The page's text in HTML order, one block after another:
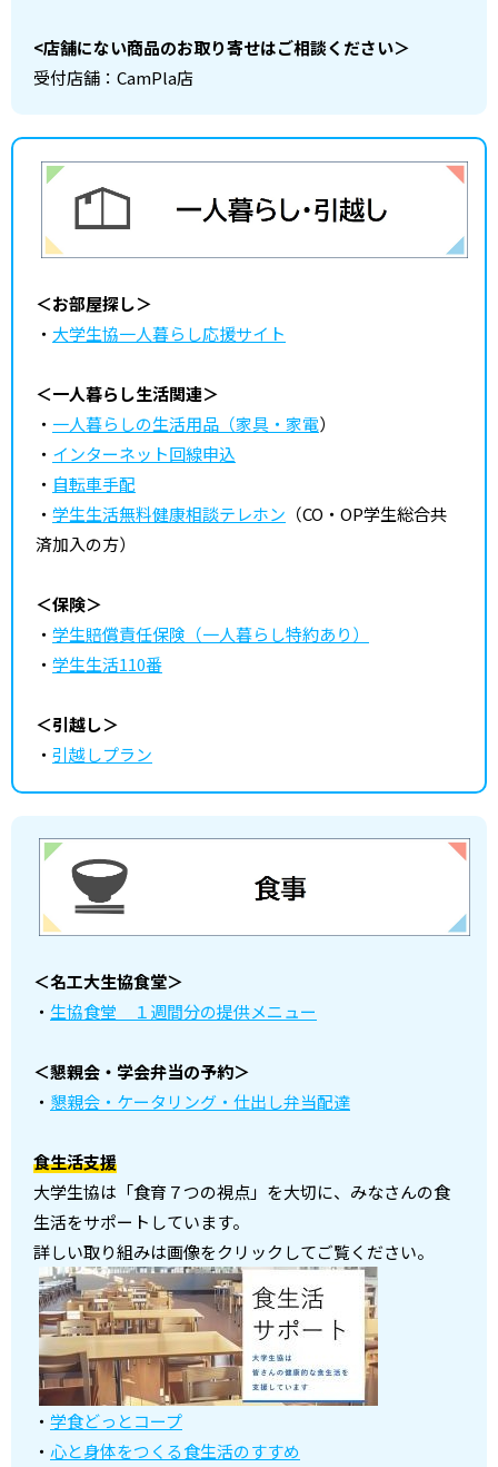
<店舗にない商品のお取り寄せはご相談ください＞
受付店舗：CamPla店
＜お部屋探し＞
・ 大学生協一人暮らし応援サイト
＜一人暮らし生活関連＞
・ 一人暮らしの生活用品（家具・家電）
・ インターネット回線申込
・ 自転車手配
・ 学生生活無料健康相談テレホン （CO・OP学生総合共
済加入の方）
＜保険＞
・ 学生賠償責任保険（一人暮らし特約あり）
・ 学生生活110番
＜引越し＞
・ 引越しプラン
＜名工大生協食堂＞
・ 生協食堂 １週間分の提供メニュー
＜懇親会・学会弁当の予約＞
・ 懇親会・ケータリング・仕出し弁当配達
食生活支援
大学生協は「食育７つの視点」を大切に、みなさんの食
生活をサポートしています。
詳しい取り組みは画像をクリックしてご覧ください。
・ 学食どっとコープ
・ 心と身体をつくる食生活のすすめ